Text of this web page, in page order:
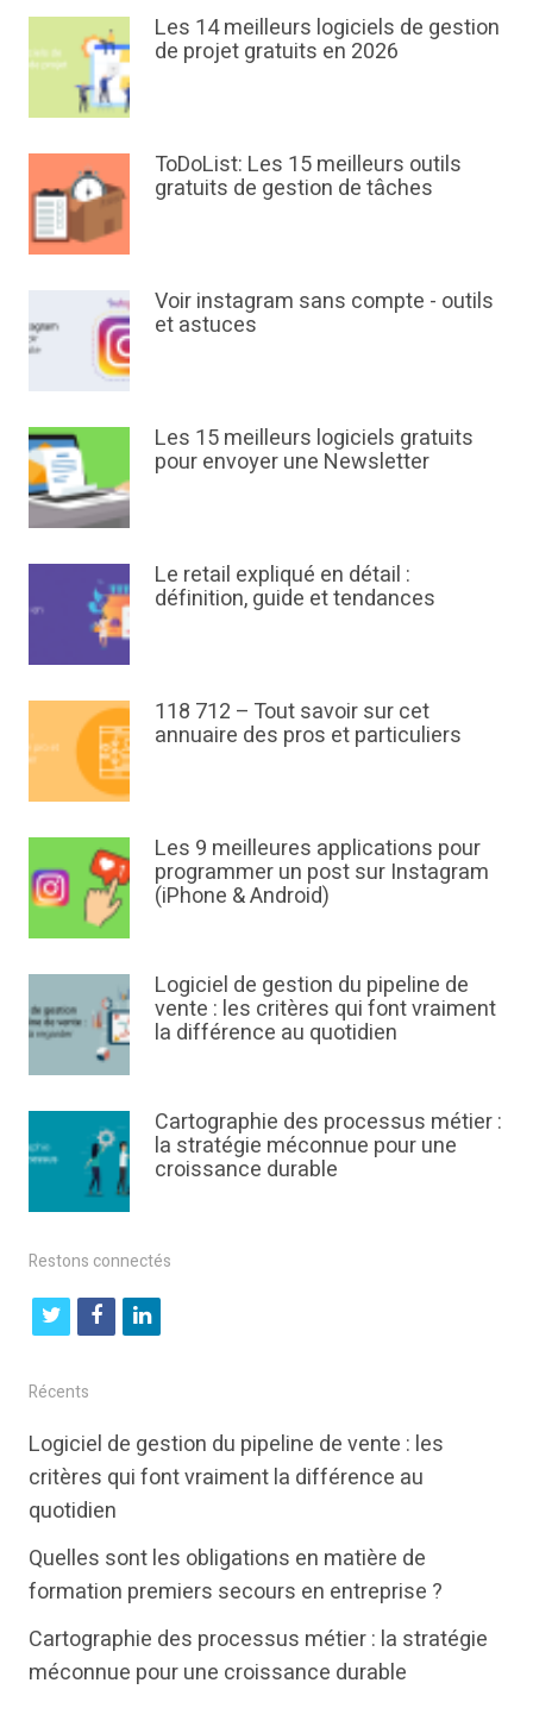
Les 14 meilleurs logiciels de gestion
de projet gratuits en 2026
ToDoList: Les 15 meilleurs outils
gratuits de gestion de tâches
Voir instagram sans compte - outils
et astuces
Les 15 meilleurs logiciels gratuits
pour envoyer une Newsletter
Le retail expliqué en détail :
définition, guide et tendances
118 712 – Tout savoir sur cet
annuaire des pros et particuliers
Les 9 meilleures applications pour
programmer un post sur Instagram
(iPhone & Android)
Logiciel de gestion du pipeline de
vente : les critères qui font vraiment
la différence au quotidien
Cartographie des processus métier :
la stratégie méconnue pour une
croissance durable
Restons connectés
t
i
t
t
e
f
b
o
k
l
e
i
n
Récents
Logiciel de gestion du pipeline de vente : les
critères qui font vraiment la différence au
quotidien
Quelles sont les obligations en matière de
formation premiers secours en entreprise ?
Cartographie des processus métier : la stratégie
méconnue pour une croissance durable